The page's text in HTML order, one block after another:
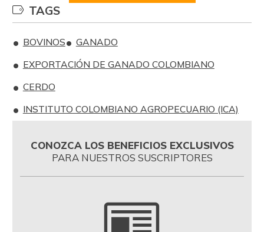
TAGS
BOVINOS
GANADO
EXPORTACIÓN DE GANADO COLOMBIANO
CERDO
INSTITUTO COLOMBIANO AGROPECUARIO (ICA)
CONOZCA LOS BENEFICIOS EXCLUSIVOS
PARA NUESTROS SUSCRIPTORES